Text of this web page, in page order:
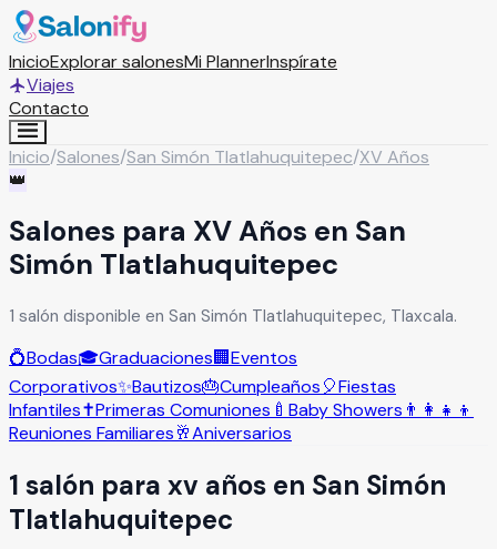
InicioExplorar salonesMi PlannerInspírate
Viajes
Contacto
Inicio/Salones/San Simón Tlatlahuquitepec/XV Años
👑
Salones para XV Años en San
Simón Tlatlahuquitepec
1 salón disponible en San Simón Tlatlahuquitepec, Tlaxcala.
💍Bodas🎓Graduaciones🏢Eventos
Corporativos✨Bautizos🎂Cumpleaños🎈Fiestas
Infantiles✝️Primeras Comuniones 🍼 Baby Showers 👨‍👩‍👧‍👦
Reuniones Familiares🥂Aniversarios
1 salón para xv años en San Simón
Tlatlahuquitepec